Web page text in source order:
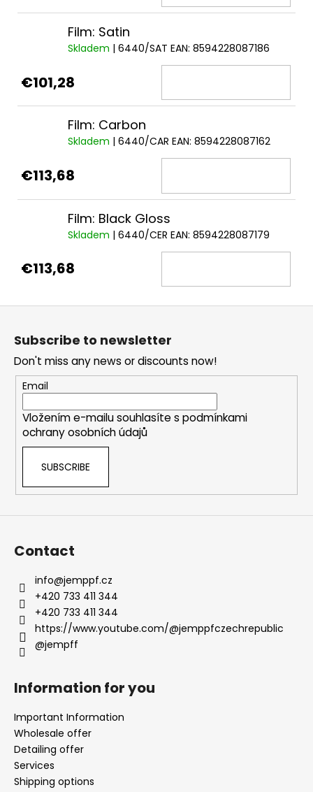
Film: Satin
Skladem | 6440/SAT EAN: 8594228087186
€101,28
Film: Carbon
Skladem | 6440/CAR EAN: 8594228087162
€113,68
Film: Black Gloss
Skladem | 6440/CER EAN: 8594228087179
€113,68
Subscribe to newsletter
Don't miss any news or discounts now!
Email
Vložením e-mailu souhlasíte s podmínkami
ochrany osobních údajů
SUBSCRIBE
Contact
info@jemppf.cz
+420 733 411 344
+420 733 411 344
https://www.youtube.com/@jemppfczechrepublic
@jempff
Information for you
Important Information
Wholesale offer
Detailing offer
Services
Shipping options